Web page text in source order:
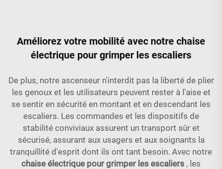
Améliorez votre mobilité avec notre chaise
électrique pour grimper les escaliers
De plus, notre ascenseur n'interdit pas la liberté de plier
les genoux et les utilisateurs peuvent rester à l'aise et
se sentir en sécurité en montant et en descendant les
escaliers. Les commandes et les dispositifs de
stabilité conviviaux assurent un transport sûr et
sécurisé, assurant aux usagers et aux soignants la
tranquillité d'esprit dont ils ont tant besoin. Avec notre
chaise électrique pour grimper les escaliers , les